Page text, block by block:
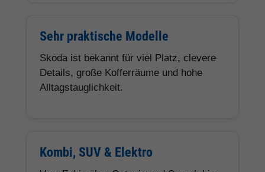
Sehr praktische Modelle
Skoda ist bekannt für viel Platz, clevere
Details, große Kofferräume und hohe
Alltagstauglichkeit.
Kombi, SUV & Elektro